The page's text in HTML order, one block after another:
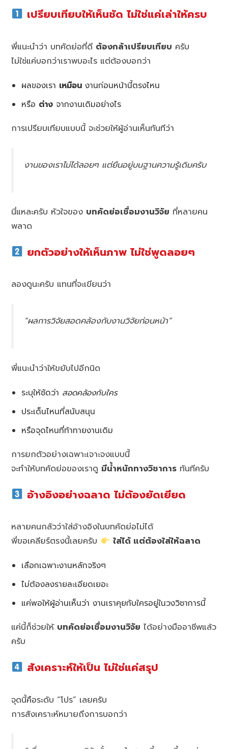
เปรียบเทียบให้เห็นชัด ไม่ใช่แค่เล่าให้ครบ
พี่แนะนำว่า บทคัดย่อที่ดี ต้องกล้าเปรียบเทียบ ครับ
ไม่ใช่แค่บอกว่าเราพบอะไร แต่ต้องบอกว่า
ผลของเรา เหมือน งานก่อนหน้านี้ตรงไหน
หรือ ต่าง จากงานเดิมอย่างไร
การเปรียบเทียบแบบนี้ จะช่วยให้ผู้อ่านเห็นทันทีว่า
งานของเราไม่ได้ลอยๆ แต่ยืนอยู่บนฐานความรู้เดิมครับ
นี่แหละครับ หัวใจของ บทคัดย่อเชื่อมงานวิจัย ที่หลายคน
พลาด
ยกตัวอย่างให้เห็นภาพ ไม่ใช่พูดลอยๆ
ลองดูนะครับ แทนที่จะเขียนว่า
“ผลการวิจัยสอดคล้องกับงานวิจัยก่อนหน้า”
พี่แนะนำว่าให้ขยับไปอีกนิด
ระบุให้ชัดว่า สอดคล้องกับใคร
ประเด็นไหนที่สนับสนุน
หรือจุดไหนที่ท้าทายงานเดิม
การยกตัวอย่างเฉพาะเจาะจงแบบนี้
จะทำให้บทคัดย่อของเราดู มีน้ำหนักทางวิชาการ ทันทีครับ
อ้างอิงอย่างฉลาด ไม่ต้องยัดเยียด
หลายคนกลัวว่าใส่อ้างอิงในบทคัดย่อไม่ได้
พี่ขอเคลียร์ตรงนี้เลยครับ
ใส่ได้ แต่ต้องใส่ให้ฉลาด
เลือกเฉพาะงานหลักจริงๆ
ไม่ต้องลงรายละเอียดเยอะ
แค่พอให้ผู้อ่านเห็นว่า งานเราคุยกับใครอยู่ในวงวิชาการนี้
แค่นี้ก็ช่วยให้ บทคัดย่อเชื่อมงานวิจัย ได้อย่างมืออาชีพแล้ว
ครับ
สังเคราะห์ให้เป็น ไม่ใช่แค่สรุป
จุดนี้คือระดับ “โปร” เลยครับ
การสังเคราะห์หมายถึงการบอกว่า